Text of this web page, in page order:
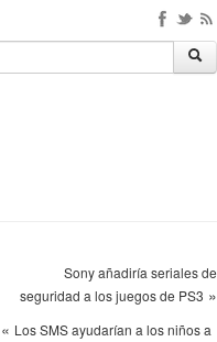
Sony añadiría seriales de
seguridad a los juegos de PS3 »
« Los SMS ayudarían a los niños a